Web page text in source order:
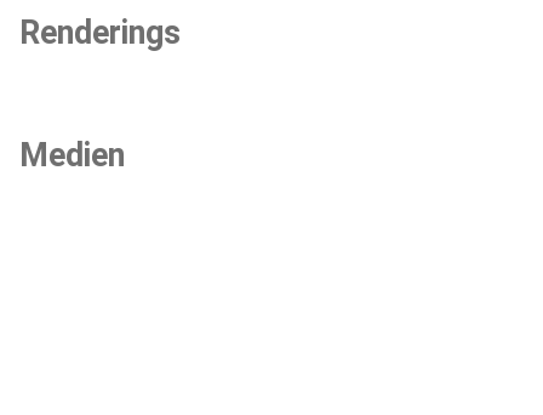
Renderings
Medien